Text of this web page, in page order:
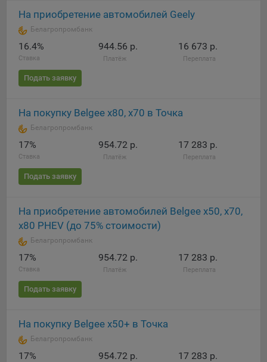
используется для обеспечения корректной работы сайта.
Компании, которой мы поручаем обработку данных для
данной цели:
Сервис хранения информации, предоставляемый
компанией, согласно договора аренды ООО «Рэкун
Рекламные Cookie
Отключение рекламных cookie-файлы не позволит
принимать меры по совершенствованию работы
Сайта, исходя из предпочтений пользователя, а также
материалов по наиболее актуальному, подходящему
назначению для каждого конкретного пользователя.
Компании, которым мы поручаем обработку данных для
данной цели:
Яндекса рекламная сеть (Yandex Mobile Ads, ADFOX) -
сервис показа контекстной рекламы. Адрес: Yandex
Google Ads - сервис показа контекстной рекламы,
предоставляемый компанией Google Ireland Ltd, Gordon
House Barrow Street Dublin 4, D04E5W5 Ireland.
На приобретение автомобилей Geely
Белагропромбанк
16.4%
Ставка
944.56 р.
Платёж
16 673 р.
Переплата
Подать заявку
На покупку Belgee x80, х70 в Точка
Белагропромбанк
17%
Ставка
954.72 р.
Платёж
17 283 р.
Переплата
Подать заявку
На приобретение автомобилей Belgee х50, x70,
х80 PHEV (до 75% стоимости)
Белагропромбанк
17%
Ставка
954.72 р.
Платёж
17 283 р.
Переплата
Подать заявку
На покупку Belgee x50+ в Точка
Белагропромбанк
17% 954.72 р. 17 283 р.